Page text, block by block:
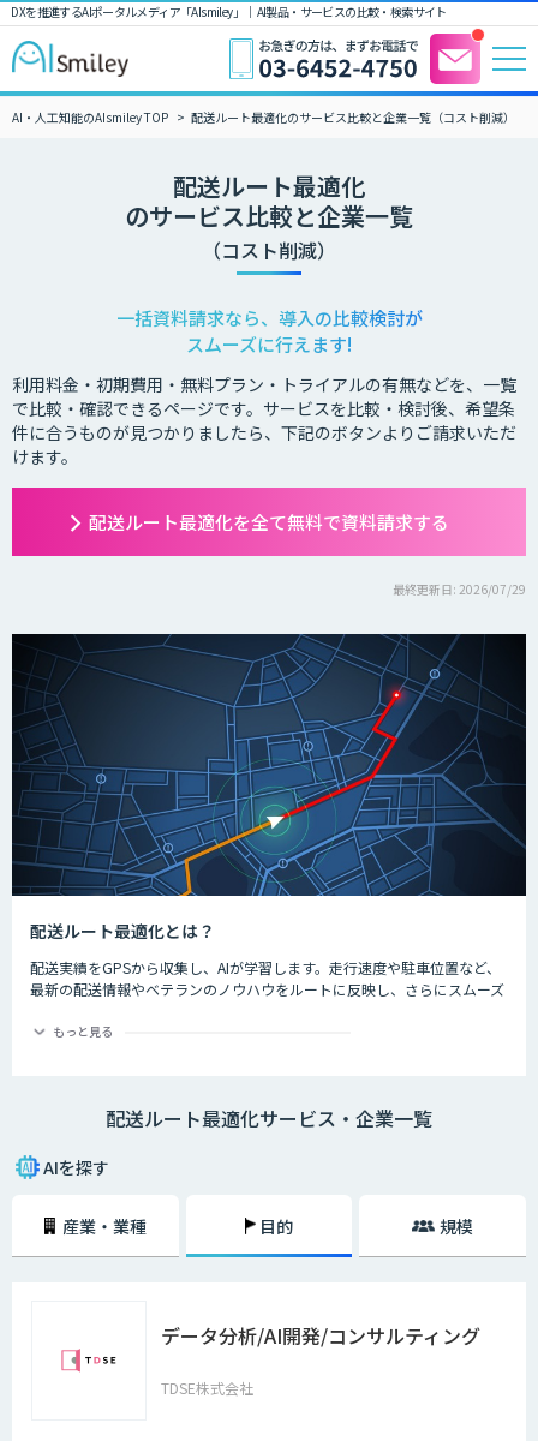
DXを推進するAIポータルメディア「AIsmiley」｜ AI製品・サービスの比較・検索サイト
AI・人工知能のAIsmiley TOP 配送ルート最適化のサービス比較と企業一覧（コスト削減）
配送ルート最適化
のサービス比較と企業一覧
（コスト削減）
一括資料請求なら、導入の比較検討が
スムーズに行えます!
利用料金・初期費用・無料プラン・トライアルの有無などを、一覧
で比較・確認できるページです。サービスを比較・検討後、希望条
件に合うものが見つかりましたら、下記のボタンよりご請求いただ
けます。
配送ルート最適化を全て無料で資料請求する
最終更新日: 2026/07/29
配送ルート最適化とは？
配送実績をGPSから収集し、AIが学習します。走行速度や駐車位置など、
最新の配送情報やベテランのノウハウをルートに反映し、さらにスムーズ
もっと見る
配送ルート最適化サービス・企業一覧
AIを探す
産業・業種 目的 規模
データ分析/AI開発/コンサルティング
TDSE株式会社